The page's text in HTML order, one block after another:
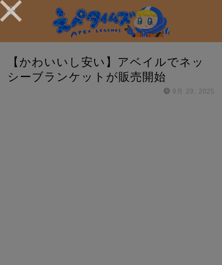
【かわいいし安い】アベイルでネッ
シーブランケットが販売開始
9月 29, 2025